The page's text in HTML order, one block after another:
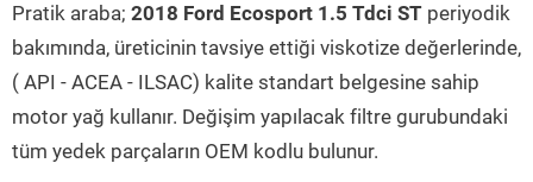
Pratik araba; 2018 Ford Ecosport 1.5 Tdci ST periyodik
bakımında, üreticinin tavsiye ettiği viskotize değerlerinde,
( API - ACEA - ILSAC) kalite standart belgesine sahip
motor yağ kullanır. Değişim yapılacak filtre gurubundaki
tüm yedek parçaların OEM kodlu bulunur.